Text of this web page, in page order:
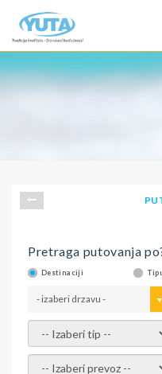
Pretraga putovanja
Destinaciji
- izaberi drzavu -
- izaberi tip -
- izaberi prevoz -